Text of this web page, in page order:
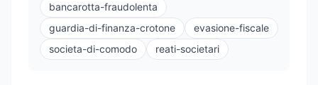
bancarotta-fraudolenta
guardia-di-finanza-crotone
evasione-fiscale
societa-di-comodo
reati-societari